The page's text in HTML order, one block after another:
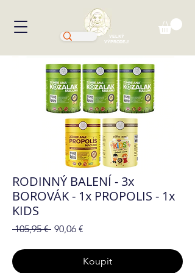
VELKÝ
VÝPRODEJ!
RODINNÝ BALENÍ - 3x
BOROVÁK - 1x PROPOLIS - 1x
KIDS
105,95 € Běžná
90,06 €
Koupit